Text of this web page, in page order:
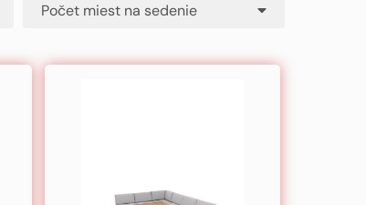
Počet miest na sedenie